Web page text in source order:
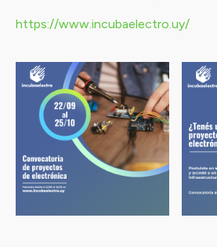
https://www.incubaelectro.uy/